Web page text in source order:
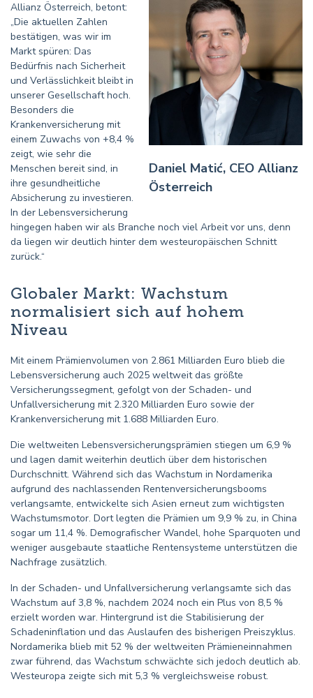
Daniel Matić, CEO Allianz
Österreich
Allianz Österreich, betont:
„Die aktuellen Zahlen
bestätigen, was wir im
Markt spüren: Das
Bedürfnis nach Sicherheit
und Verlässlichkeit bleibt in
unserer Gesellschaft hoch.
Besonders die
Krankenversicherung mit
einem Zuwachs von +8,4 %
zeigt, wie sehr die
Menschen bereit sind, in
ihre gesundheitliche
Absicherung zu investieren.
In der Lebensversicherung
hingegen haben wir als Branche noch viel Arbeit vor uns, denn
da liegen wir deutlich hinter dem westeuropäischen Schnitt
zurück.“
Globaler Markt: Wachstum
normalisiert sich auf hohem
Niveau
Mit einem Prämienvolumen von 2.861 Milliarden Euro blieb die
Lebensversicherung auch 2025 weltweit das größte
Versicherungssegment, gefolgt von der Schaden- und
Unfallversicherung mit 2.320 Milliarden Euro sowie der
Krankenversicherung mit 1.688 Milliarden Euro.
Die weltweiten Lebensversicherungsprämien stiegen um 6,9 %
und lagen damit weiterhin deutlich über dem historischen
Durchschnitt. Während sich das Wachstum in Nordamerika
aufgrund des nachlassenden Rentenversicherungsbooms
verlangsamte, entwickelte sich Asien erneut zum wichtigsten
Wachstumsmotor. Dort legten die Prämien um 9,9 % zu, in China
sogar um 11,4 %. Demografischer Wandel, hohe Sparquoten und
weniger ausgebaute staatliche Rentensysteme unterstützen die
Nachfrage zusätzlich.
In der Schaden- und Unfallversicherung verlangsamte sich das
Wachstum auf 3,8 %, nachdem 2024 noch ein Plus von 8,5 %
erzielt worden war. Hintergrund ist die Stabilisierung der
Schadeninflation und das Auslaufen des bisherigen Preiszyklus.
Nordamerika blieb mit 52 % der weltweiten Prämieneinnahmen
zwar führend, das Wachstum schwächte sich jedoch deutlich ab.
Westeuropa zeigte sich mit 5,3 % vergleichsweise robust.